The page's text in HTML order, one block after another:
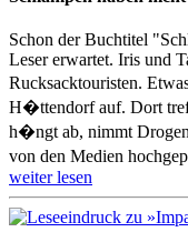
Schon der Buchtitel
Leser erwartet. Iris und
Rucksacktouristen.
H�ttendorf auf. Dort
h�ngt ab, nimmt
von den Medien
weiter lesen